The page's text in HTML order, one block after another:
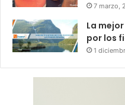
7 marzo,
La
por los
1